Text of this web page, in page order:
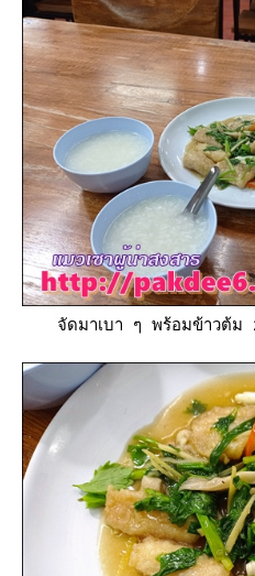
จัดมาเบา ๆ พร้อมข้าวต้ม